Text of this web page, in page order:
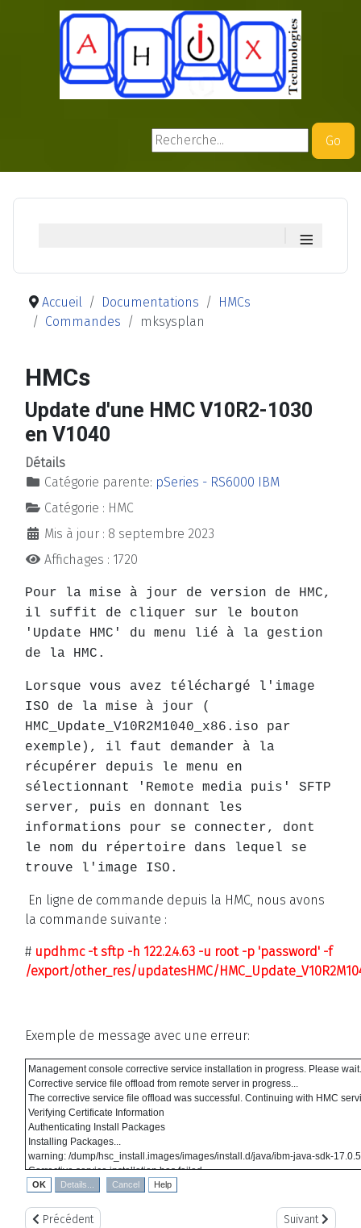
Rechercher
Go
≡
Accueil Documentations
HMCs
Commandes
mksysplan
HMCs
Update d'une HMC V10R2-1030
en V1040
Détails
Catégorie parente: pSeries - RS6000 IBM
Catégorie : HMC
Mis à jour : 8 septembre 2023
Affichages : 1720
Pour la mise à jour de version de HMC,
il suffit de cliquer sur le bouton
'Update HMC' du menu lié à la gestion
de la HMC.
Lorsque vous avez téléchargé l'image
ISO de la mise à jour (
HMC_Update_V10R2M1040_x86.iso par
exemple), il faut demander à la
récupérer depuis le menu en
sélectionnant 'Remote media puis' SFTP
server, puis en donnant les
informations pour se connecter, dont
le nom du répertoire dans lequel se
trouve l'image ISO.
En ligne de commande depuis la HMC, nous avons
la commande suivante :
# updhmc -t sftp -h 122.2.4.63 -u root -p 'password' -f
/export/other_res/updatesHMC/
Exemple de message avec une erreur:
Management console corrective service installation in progress. Please
Corrective service file offload from remote server in progress...
The corrective service file offload was successful. Continuing with HMC
Verifying Certificate Information
Authenticating Install Packages
Installing Packages...
warning: /dump/hsc_install.images/images/install.d/java/ibm-java-sdk-
Corrective service installation has failed.
Article précédent : Récupérer une LPAR suite blocage 'Migrating
Précédent Article suivant
Suivant